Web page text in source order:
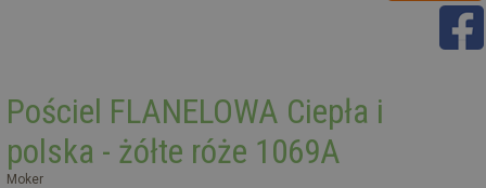
Pościel FLANELOWA Ciepła i
polska - żółte róże 1069A
Moker